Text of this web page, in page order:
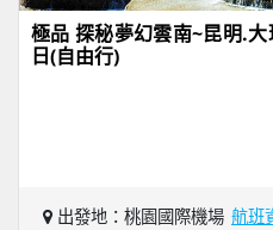
極品 探秘夢幻雲南~昆明.
日(自由行)
出發地：桃園國際機場 航班